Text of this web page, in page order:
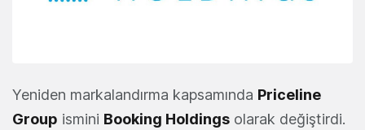
Yeniden markalandırma kapsamında Priceline
Group ismini Booking Holdings olarak değiştirdi.